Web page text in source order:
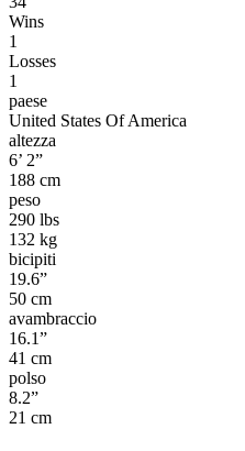
Wins
1
Losses
1
paese
United States Of America
altezza
6’ 2”
188 cm
peso
290 lbs
132 kg
bicipiti
19.6”
50 cm
avambraccio
16.1”
41 cm
polso
8.2”
21 cm